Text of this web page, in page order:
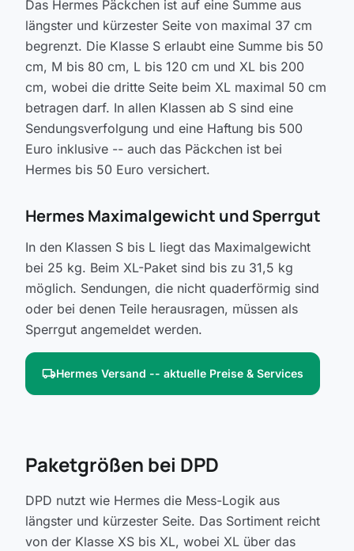
Das Hermes Päckchen ist auf eine Summe aus
längster und kürzester Seite von maximal 37 cm
begrenzt. Die Klasse S erlaubt eine Summe bis 50
cm, M bis 80 cm, L bis 120 cm und XL bis 200
cm, wobei die dritte Seite beim XL maximal 50 cm
betragen darf. In allen Klassen ab S sind eine
Sendungsverfolgung und eine Haftung bis 500
Euro inklusive -- auch das Päckchen ist bei
Hermes bis 50 Euro versichert.
Hermes Maximalgewicht und Sperrgut
In den Klassen S bis L liegt das Maximalgewicht
bei 25 kg. Beim XL-Paket sind bis zu 31,5 kg
möglich. Sendungen, die nicht quaderförmig sind
oder bei denen Teile herausragen, müssen als
Sperrgut angemeldet werden.
local_shippingHermes Versand -- aktuelle Preise & Services
Paketgrößen bei DPD
DPD nutzt wie Hermes die Mess-Logik aus
längster und kürzester Seite. Das Sortiment reicht
von der Klasse XS bis XL, wobei XL über das